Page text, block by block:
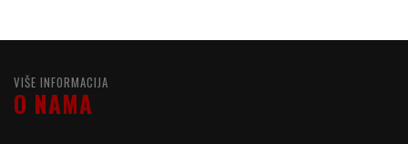
VIŠE INFORMACIJA
O NAMA